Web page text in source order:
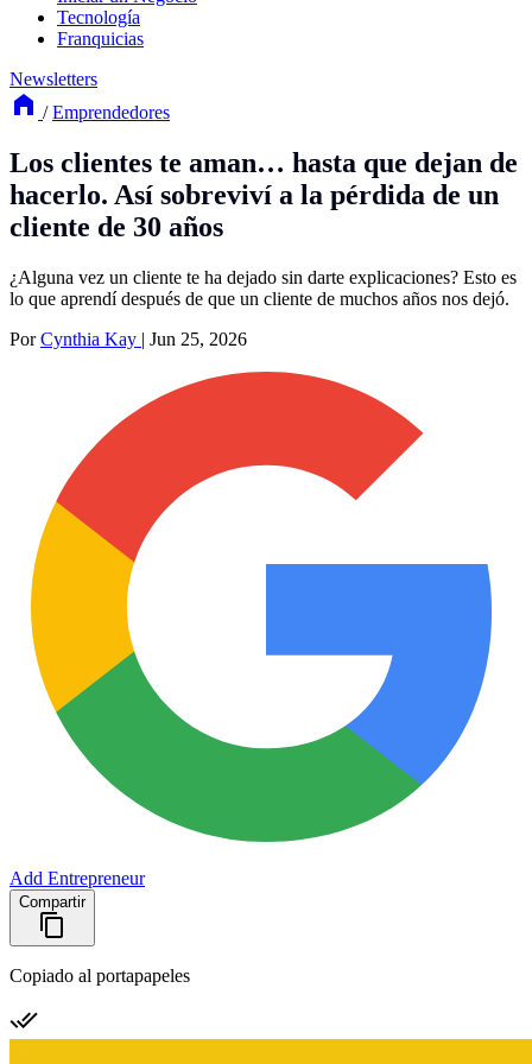
Tecnología
Franquicias
Newsletters
/ Emprendedores
Los clientes te aman… hasta que dejan de
hacerlo. Así sobreviví a la pérdida de un
cliente de 30 años
¿Alguna vez un cliente te ha dejado sin darte explicaciones? Esto es
lo que aprendí después de que un cliente de muchos años nos dejó.
PorCynthia Kay | Jun 25, 2026
Add Entrepreneur
Compartir
Copiado al portapapeles